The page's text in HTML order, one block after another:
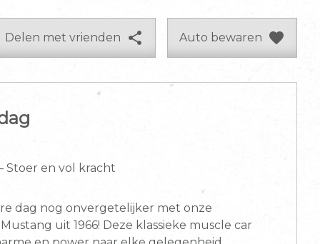
Delen met vrienden share Auto bewaren favorite
Stoer en vol kracht
dag nog onvergetelijker met onze
uit 1966! Deze klassieke muscle car